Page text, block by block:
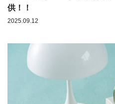
供！！
2025.09.12